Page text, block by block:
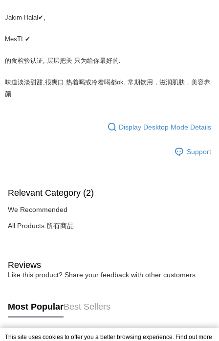
Jakim Halal✔,
MesTI ✔
的食检验认证, 层层把关 只为给你最好的.
味道淡淡甜甜,很爽口.热着喝或冷着喝都ok. 常期饮用，滋润肌肤，美容养
颜.
Display Desktop Mode Details
Support
Relevant Category (2)
We Recommended
All Products 所有商品
Reviews
Like this product? Share your feedback with other customers.
Most PopularBest Sellers
This site uses cookies to offer you a better browsing experience. Find out more